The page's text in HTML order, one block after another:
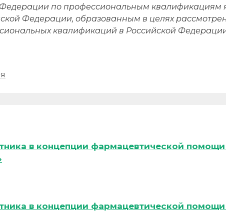
по профессиональным квалификациям
Федерации, образованным в целях
квалификаций в Российской
в концепции фармацевтической помощи
в концепции фармацевтической помощи